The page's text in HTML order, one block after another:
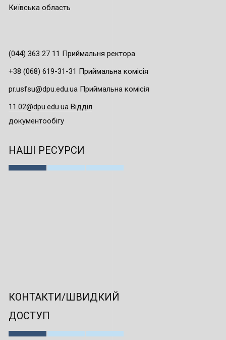
Київська область
(044) 363 27 11 Приймальня ректора
+38 (068) 619-31-31 Приймальна комісія
pr.usfsu@dpu.edu.ua Приймальна комісія
11.02@dpu.edu.ua Відділ
документообігу
НАШІ РЕСУРСИ
КОНТАКТИ/ШВИДКИЙ
ДОСТУП